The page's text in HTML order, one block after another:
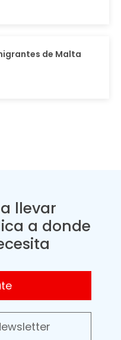
de Malta
llevar
a donde